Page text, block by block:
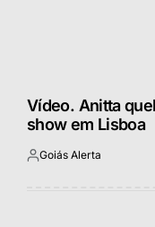
Vídeo. Anitta
show em Lisboa
Postado
Goiás Alerta